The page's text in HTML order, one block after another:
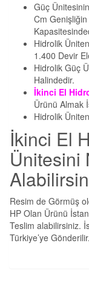
Güç
Cm
Hidrolik
1.400 Devir
Hidrolik Güç
Halindedir.
İkinci El
Ürünü Almak
Hidrolik
İkinci El
Ünitesini
Resim de Görmüş
HP Olan Ürünü
Teslim alabilirsiniz.
Türkiye’ye Gönderilir.